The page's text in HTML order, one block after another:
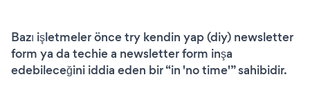
Bazı işletmeler önce try kendin yap (diy) newsletter
form ya da techie a newsletter form inşa
edebileceğini iddia eden bir “in 'no time'” sahibidir.